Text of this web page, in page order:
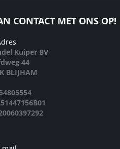
CONTACT MET ONS OP!
Kuiper BV
44
BLIJHAM